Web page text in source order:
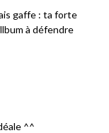
gaffe : ta forte
à défendre
^^